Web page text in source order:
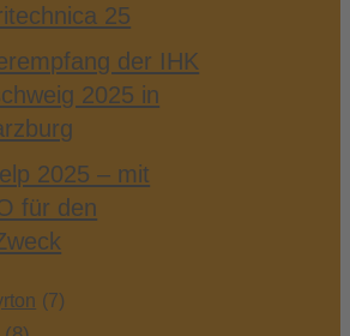
25
der IHK
2025 in
2025 – mit
für den
(7)